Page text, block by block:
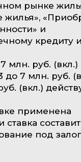
рынке
и
кредиту
млн. руб. (вкл.)
до 7 млн. руб.
(вкл.)
применена
составит
под залог